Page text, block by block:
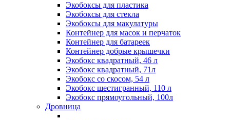
Экобоксы для пластика
Экобоксы для стекла
Экобоксы для макулатуры
Контейнер для масок и перчаток
Контейнер для батареек
Контейнер добрые крышечки
Экобокс квадратный, 46 л
Экобокс квадратный, 71л
Экобокс со скосом, 54 л
Экобокс шестигранный, 110 л
Экобокс прямоугольный, 100л
Дровница